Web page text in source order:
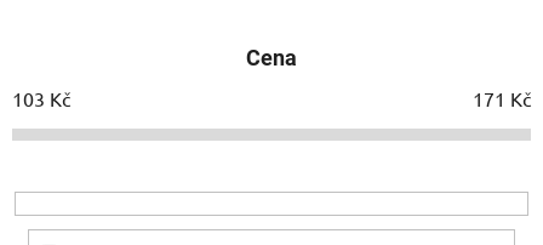
í
p
o
d
Cena
103 Kč 171 Kč